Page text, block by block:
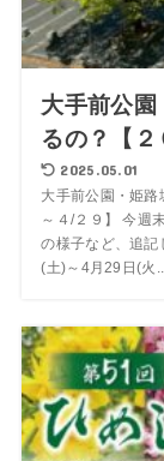
大手前公園
るの？【２
2025.05.01
大手前公園・姫路
～４/２９】 今週
の様子など、追記
(土)～4月29日(火...